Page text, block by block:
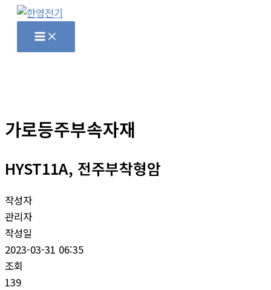
기
가로등주부속자재
HYST11A, 전주부착형암
작성자
관리자
작성일
2023-03-31 06:35
조회
139